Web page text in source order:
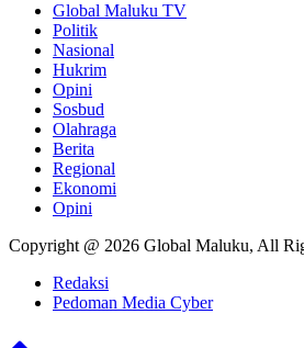
Global Maluku TV
Politik
Nasional
Hukrim
Opini
Sosbud
Olahraga
Berita
Regional
Ekonomi
Opini
Copyright @ 2026 Global Maluku, All
Redaksi
Pedoman Media Cyber